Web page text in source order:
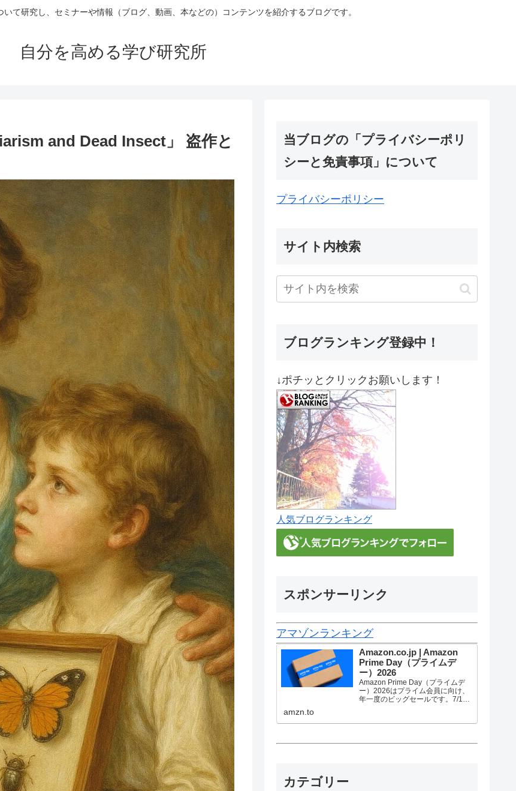
て研究し、セミナーや情報（ブログ、動画、本などの）コンテンツを紹介するブログです。
自分を高める学び研究所
and Dead Insect」 盗作と
当ブログの「プライバシーポリ
シーと免責事項」について
プライバシーポリシー
サイト内検索
ブログランキング登録中！
↓ポチッとクリックお願いします！
人気ブログランキング
スポンサーリンク
アマゾンランキング
Amazon.co.jp | Amazon
Prime Day（プライムデ
ー）2026
Amazon Prime Day（プライムデ
ー）2026はプライム会員に向け、
年一度のビッグセールです。7/10
ら数多くのお買得商品が96時間に
amzn.to
カテゴリー